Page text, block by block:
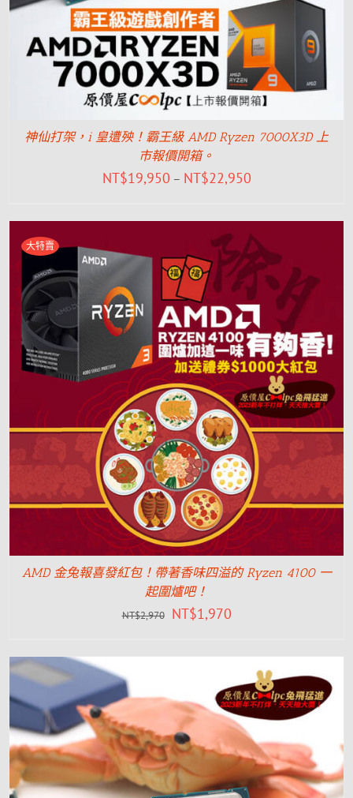
神仙打架，i 皇遭殃！霸王級 AMD Ryzen 7000X3D 上
市報價開箱。
NT$19,950 – NT$22,950
大特賣
AMD 金兔報喜發紅包！帶著香味四溢的 Ryzen 4100 一
起圍爐吧！
NT$2,970 NT$1,970